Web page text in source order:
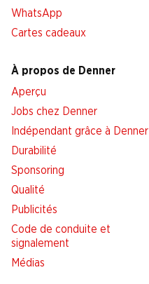
WhatsApp
Cartes cadeaux
À propos de Denner
Aperçu
Jobs chez Denner
Indépendant grâce à Denner
Durabilité
Sponsoring
Qualité
Publicités
Code de conduite et
signalement
Médias